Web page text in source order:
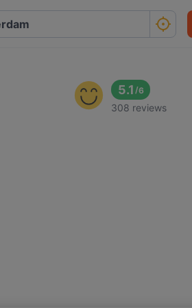
5.1 /6
308 reviews